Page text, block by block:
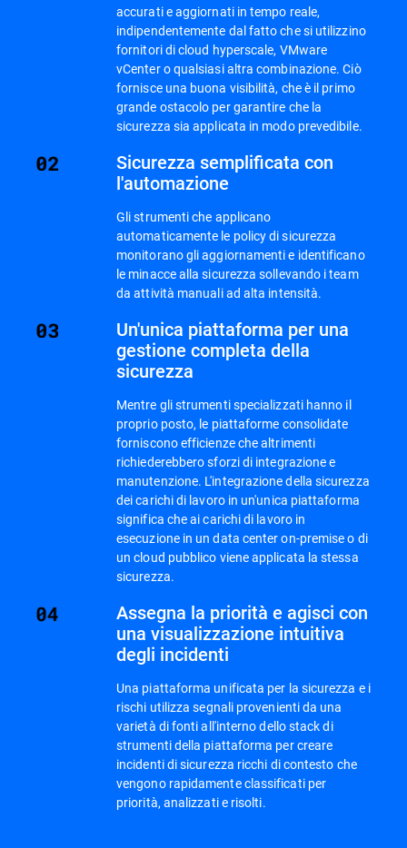
accurati e aggiornati in tempo reale,
indipendentemente dal fatto che si utilizzino
fornitori di cloud hyperscale, VMware
vCenter o qualsiasi altra combinazione. Ciò
fornisce una buona visibilità, che è il primo
grande ostacolo per garantire che la
sicurezza sia applicata in modo prevedibile.
Sicurezza semplificata con
l'automazione
Gli strumenti che applicano
automaticamente le policy di sicurezza
monitorano gli aggiornamenti e identificano
le minacce alla sicurezza sollevando i team
da attività manuali ad alta intensità.
Un'unica piattaforma per una
gestione completa della
sicurezza
Mentre gli strumenti specializzati hanno il
proprio posto, le piattaforme consolidate
forniscono efficienze che altrimenti
richiederebbero sforzi di integrazione e
manutenzione. L'integrazione della sicurezza
dei carichi di lavoro in un'unica piattaforma
significa che ai carichi di lavoro in
esecuzione in un data center on-premise o di
un cloud pubblico viene applicata la stessa
sicurezza.
Assegna la priorità e agisci con
una visualizzazione intuitiva
degli incidenti
Una piattaforma unificata per la sicurezza e i
rischi utilizza segnali provenienti da una
varietà di fonti all'interno dello stack di
strumenti della piattaforma per creare
incidenti di sicurezza ricchi di contesto che
vengono rapidamente classificati per
priorità, analizzati e risolti.